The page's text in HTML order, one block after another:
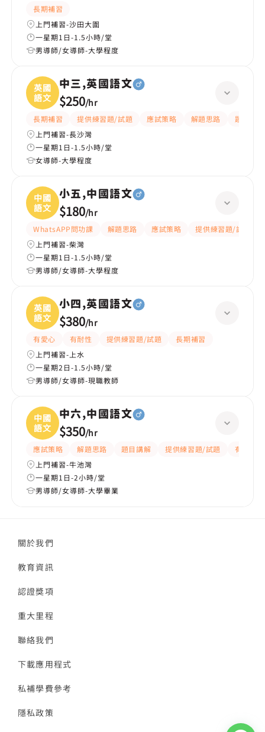
長期補習
上門補習-沙田大圍
一星期1日-1.5小時/堂
男導師/女導師-大學程度
英國
語文
中三,英國語文
$250/hr
長期補習 提供練習題/試題 應試策略 解題思路
題目講解
上門補習-長沙灣
一星期1日-1.5小時/堂
女導師-大學程度
中國
語文
小五,中國語文
$180/hr
WhatsAPP問功課 解題思路 應試策略
提供練習題/試題
上門補習-柴灣
一星期1日-1.5小時/堂
男導師/女導師-大學程度
英國
語文
小四,英國語文
$380/hr
有愛心 有耐性 提供練習題/試題
長期補習
上門補習-上水
一星期2日-1.5小時/堂
男導師/女導師-現職教師
中國
語文
中六,中國語文
$350/hr
應試策略 解題思路 題目講解 提供練習題/試題
有耐性
上門補習-牛池灣
一星期1日-2小時/堂
男導師/女導師-大學畢業
關於我們
教育資訊
認證獎項
重大里程
聯絡我們
下載應用程式
私補學費參考
隱私政策